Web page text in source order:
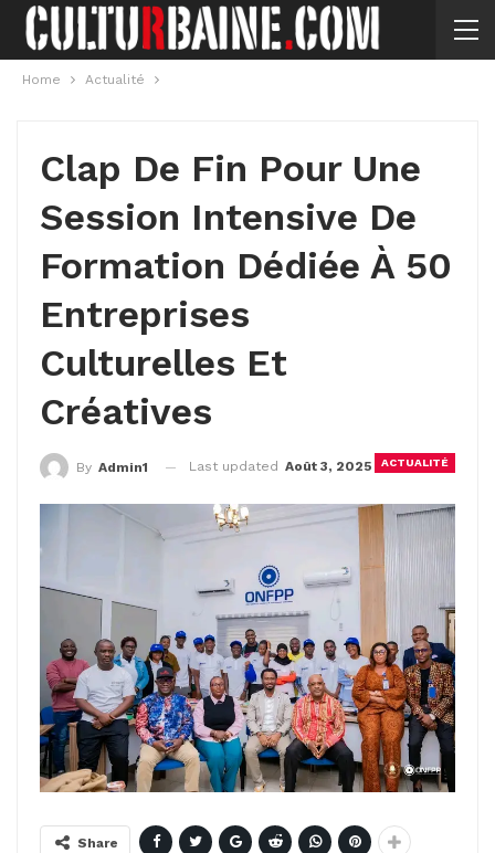
Home Actualité
Clap De Fin Pour Une
Session Intensive De
Formation Dédiée À 50
Entreprises
Culturelles Et
Créatives
ACTUALITÉ
By Admin1 Last updated Août 3, 2025
Share